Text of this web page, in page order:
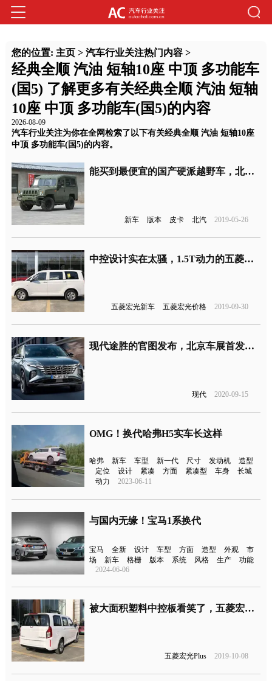
您的位置: 主页> 汽车行业关注热门内容>
经典全顺 汽油 短轴10座 中顶 多功能车
(国5) 了解更多有关经典全顺 汽油 短轴
10座 中顶 多功能车(国5)的内容
2026-08-09
汽车行业关注为你在全网检索了以下有关经典全顺 汽油 短轴10座
中顶 多功能车(国5)的内容。
能买到最便宜的国产硬派越野车，北汽制造勇士新车型上市
新车 版本 皮卡 北汽 2019-05-26
中控设计实在太骚，1.5T动力的五菱宏光Plus来了
五菱宏光新车 五菱宏光价格 2019-09-30
现代途胜的官图发布，北京车展首发明年国产
现代 2020-09-15
OMG！换代哈弗H5实车长这样
哈弗 新车 车型 新一代 尺寸 发动机
造型
定位
设计 紧凑 方面 紧凑型 车身
长城
动力
2023-06-11
与国内无缘！宝马1系换代
宝马 全新 设计 车型 方面 造型 外观
市
场
新车 格栅 版本 系统 风格 生产
功能
2024-06-06
被大面积塑料中控板看笑了，五菱宏光Plus将于本月上市
五菱宏光Plus 2019-10-08